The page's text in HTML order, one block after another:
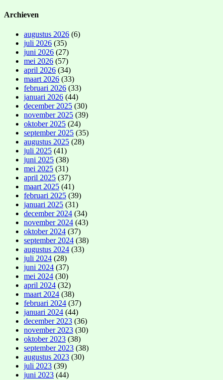
Archieven
augustus 2026 (6)
juli 2026 (35)
juni 2026 (27)
mei 2026 (57)
april 2026 (34)
maart 2026 (33)
februari 2026 (33)
januari 2026 (44)
december 2025 (30)
november 2025 (39)
oktober 2025 (24)
september 2025 (35)
augustus 2025 (28)
juli 2025 (41)
juni 2025 (38)
mei 2025 (31)
april 2025 (37)
maart 2025 (41)
februari 2025 (39)
januari 2025 (31)
december 2024 (34)
november 2024 (43)
oktober 2024 (37)
september 2024 (38)
augustus 2024 (33)
juli 2024 (28)
juni 2024 (37)
mei 2024 (30)
april 2024 (32)
maart 2024 (38)
februari 2024 (37)
januari 2024 (44)
december 2023 (36)
november 2023 (30)
oktober 2023 (38)
september 2023 (38)
augustus 2023 (30)
juli 2023 (39)
juni 2023 (44)